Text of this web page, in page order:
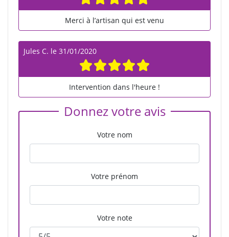
Merci à l’artisan qui est venu
Jules C. le 31/01/2020
Intervention dans l'heure !
Donnez votre avis
Votre nom
Votre prénom
Votre note